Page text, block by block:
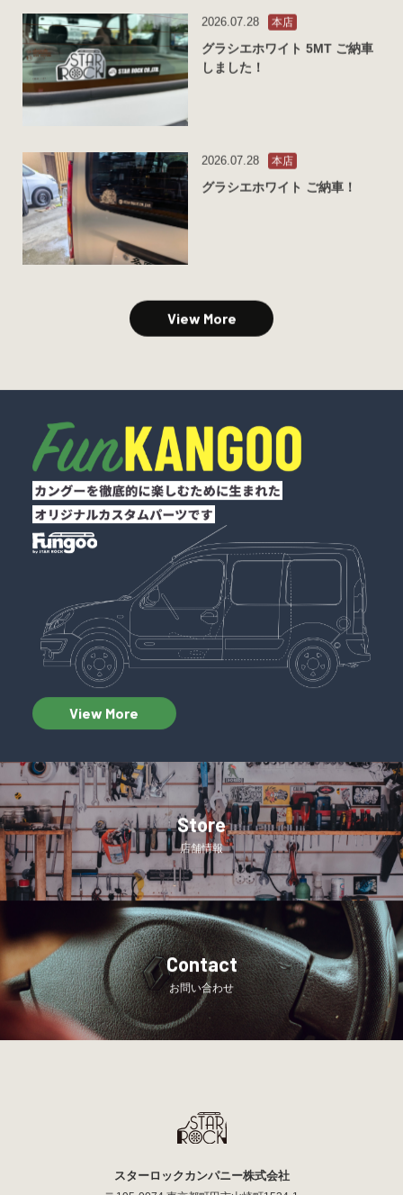
2026.07.28 本店
グラシエホワイト 5MT ご納車
しました！
2026.07.28 本店
グラシエホワイト ご納車！
View More
View More
Store
店舗情報
Contact
お問い合わせ
スターロックカンパニー株式会社